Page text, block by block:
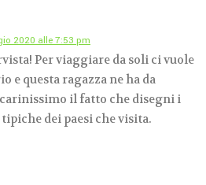
2020 alle 7:53 pm
Per viaggiare da soli ci vuole
e questa ragazza ne ha da
il fatto che disegni i
dei paesi che visita.